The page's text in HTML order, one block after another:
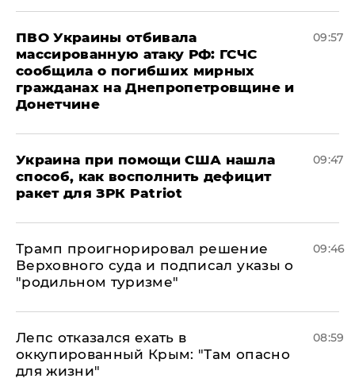
ПВО Украины отбивала
массированную атаку РФ: ГСЧС
сообщила о погибших мирных
гражданах на Днепропетровщине и
Донетчине
09:57
Украина при помощи США нашла
способ, как восполнить дефицит
ракет для ЗРК Patriot
09:47
Трамп проигнорировал решение
Верховного суда и подписал указы о
"родильном туризме"
09:46
Лепс отказался ехать в
оккупированный Крым: "Там опасно
для жизни"
08:59